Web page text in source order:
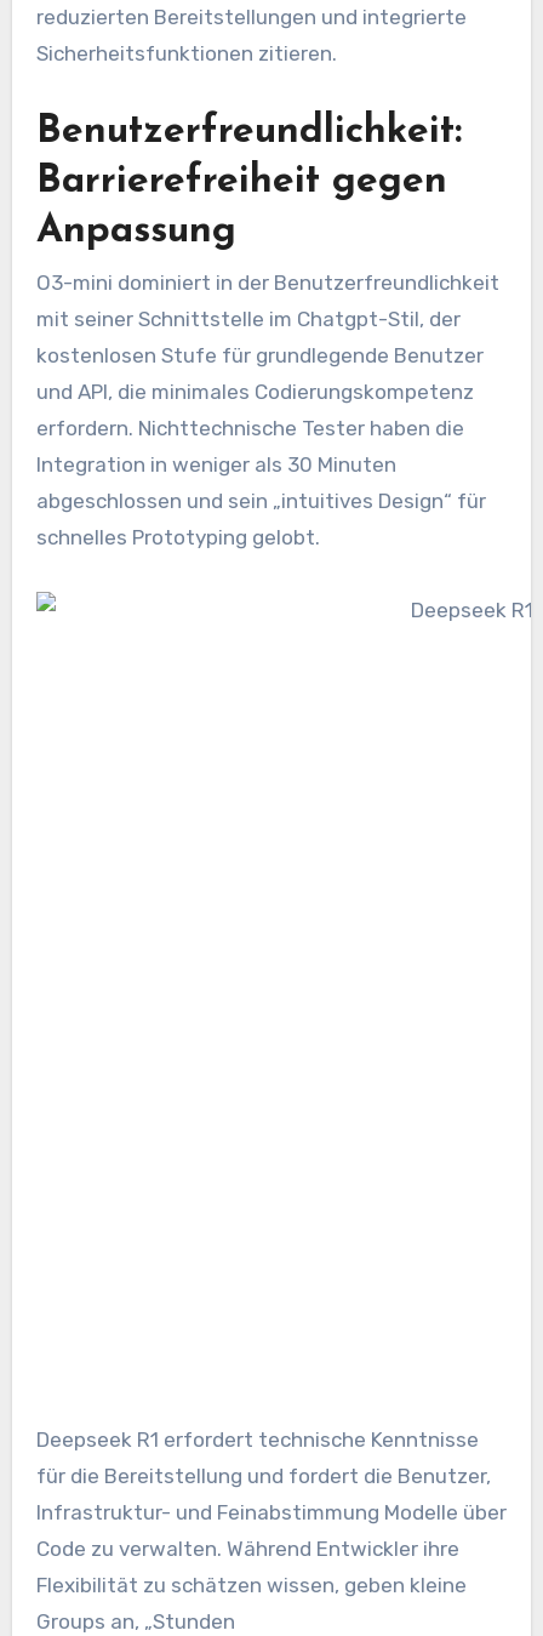
reduzierten Bereitstellungen und integrierte
Sicherheitsfunktionen zitieren.
Benutzerfreundlichkeit:
Barrierefreiheit gegen
Anpassung
O3-mini dominiert in der Benutzerfreundlichkeit
mit seiner Schnittstelle im Chatgpt-Stil, der
kostenlosen Stufe für grundlegende Benutzer
und API, die minimales Codierungskompetenz
erfordern. Nichttechnische Tester haben die
Integration in weniger als 30 Minuten
abgeschlossen und sein „intuitives Design“ für
schnelles Prototyping gelobt.
Deepseek R1 erfordert technische Kenntnisse
für die Bereitstellung und fordert die Benutzer,
Infrastruktur- und Feinabstimmung Modelle über
Code zu verwalten. Während Entwickler ihre
Flexibilität zu schätzen wissen, geben kleine
Groups an, „Stunden